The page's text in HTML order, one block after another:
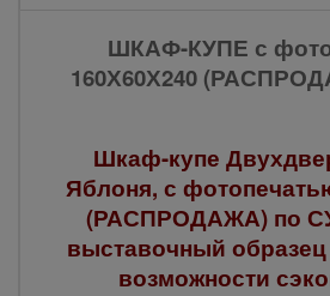
ШКАФ-КУПЕ с
160Х60Х240
Шкаф-купе
Яблоня, с
(РАСПРОДАЖА) по
выставочный образец
возможности